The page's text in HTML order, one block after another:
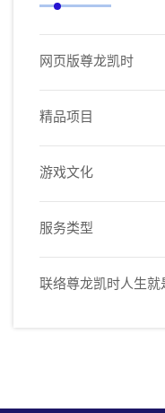
网页版尊龙凯时
精品项目
游戏文化
服务类型
联络尊龙凯时人生就